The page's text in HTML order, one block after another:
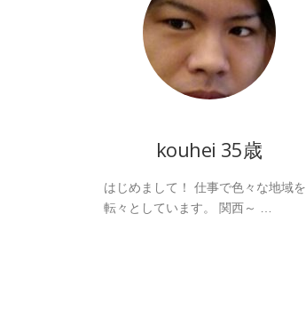
kouhei 35歳
はじめまして！ 仕事で色々な地域を
転々としています。 関西～ …